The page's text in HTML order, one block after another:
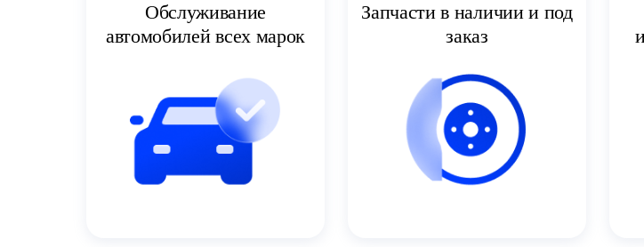
Обслуживание
автомобилей всех марок
Запчасти в наличии и под
заказ